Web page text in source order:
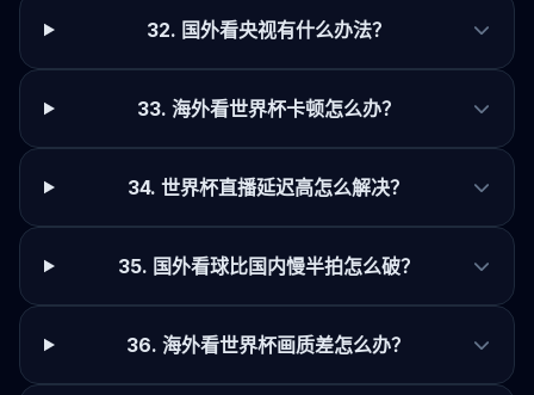
32. 国外看央视有什么办法？
33. 海外看世界杯卡顿怎么办？
34. 世界杯直播延迟高怎么解决？
35. 国外看球比国内慢半拍怎么破？
36. 海外看世界杯画质差怎么办？